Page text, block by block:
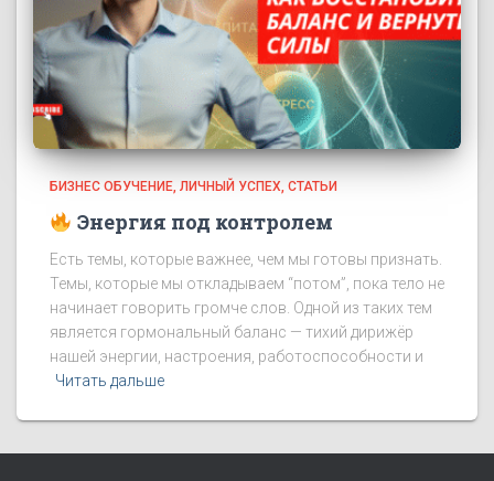
БИЗНЕС ОБУЧЕНИЕ ЛИЧНЫЙ УСПЕХ СТАТЬИ
Энергия под контролем
Есть темы, которые важнее, чем мы готовы признать.
Темы, которые мы откладываем “потом”, пока тело не
начинает говорить громче слов. Одной из таких тем
является гормональный баланс — тихий дирижёр
нашей энергии, настроения, работоспособности и
Читать дальше